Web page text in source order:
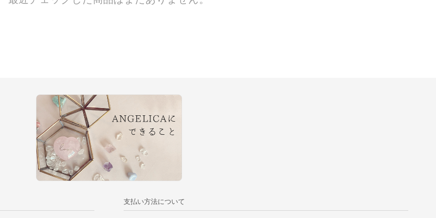
支払い方法について